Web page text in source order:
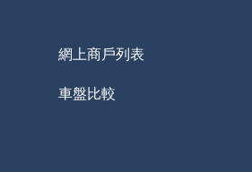
網上商戶列表
車盤比較